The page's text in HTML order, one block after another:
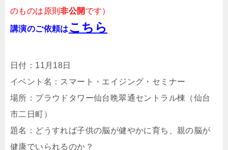
のものは原則非公開 です）
講演のご依頼は こちら
日付：11月18日
イベント名：スマート・エイジング・セミナー
場所：プラウドタワー仙台晩翠通セントラル棟（仙台
市二日町）
題名：どうすれば子供の脳が健やかに育ち、親の脳が
健康でいられるのか？